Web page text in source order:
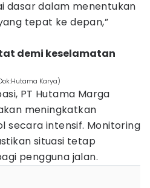
dasar dalam menentukan
tepat ke depan,”
demi keselamatan
Karya)
PT Hutama Marga
meningkatkan
secara intensif. Monitoring
situasi tetap
pengguna jalan.